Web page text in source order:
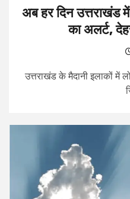
अब हर दिन उत्तराखंड में
का अलर्ट,
उत्तराखंड के मैदानी इलाकों में